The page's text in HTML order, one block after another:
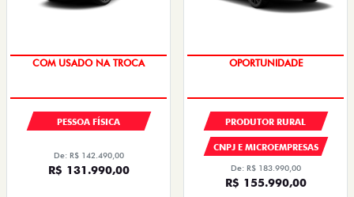
COM USADO NA TROCA
PESSOA FÍSICA
De: R$ 142.490,00
R$ 131.990,00
OPORTUNIDADE
PRODUTOR RURAL
CNPJ E MICROEMPRESAS
De: R$ 183.990,00
R$ 155.990,00